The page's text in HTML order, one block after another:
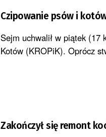
Czipowanie psów i
Sejm uchwalił w piątek
Kotów (KROPiK). Oprócz
Zakończył się remont